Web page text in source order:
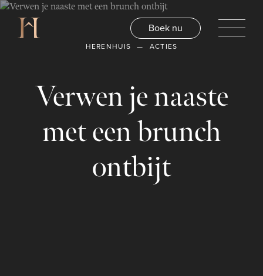
Boek nu
HERENHUIS ACTIES
Verwen je naaste
met een brunch
ontbijt